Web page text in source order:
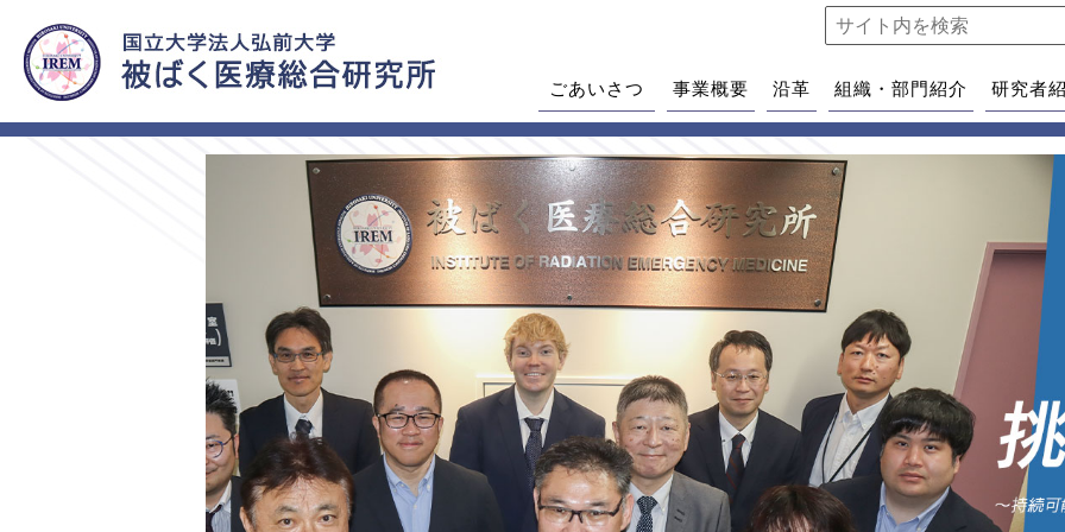
ごあいさつ 事業概要 沿革 組織・部門紹介 研究者